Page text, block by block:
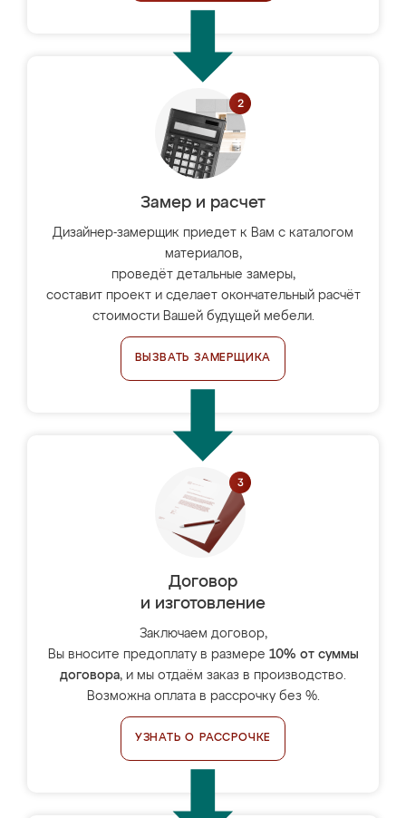
Замер и расчет
Дизайнер-замерщик приедет к Вам с каталогом
материалов,
проведёт детальные замеры,
составит проект и сделает окончательный расчёт
стоимости Вашей будущей мебели.
ВЫЗВАТЬ ЗАМЕРЩИКА
Договор
и изготовление
Заключаем договор,
Вы вносите предоплату в размере 10% от суммы
договора, и мы отдаём заказ в производство.
Возможна оплата в рассрочку без %.
УЗНАТЬ О РАССРОЧКЕ